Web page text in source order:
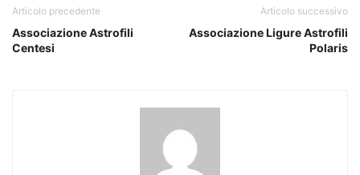
Articolo precedente
Associazione Astrofili
Centesi
Articolo successivo
Associazione Ligure Astrofili
Polaris